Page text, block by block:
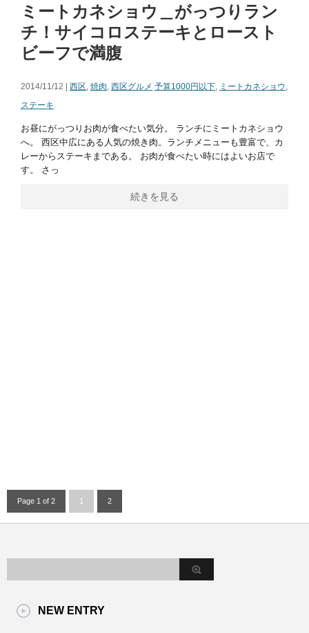
ミートカネショウ＿がっつりラン
チ！サイコロステーキとロースト
ビーフで満腹
2014/11/12 | 西区, 焼肉, 西区グルメ 予算1000円以下, ミートカネショウ,
ステーキ
お昼にがっつりお肉が食べたい気分。 ランチにミートカネショウ
へ。 西区中広にある人気の焼き肉。ランチメニューも豊富で、カ
レーからステーキまである。 お肉が食べたい時にはよいお店で
す。 さっ
続きを見る
Page 1 of 2 1 2
NEW ENTRY